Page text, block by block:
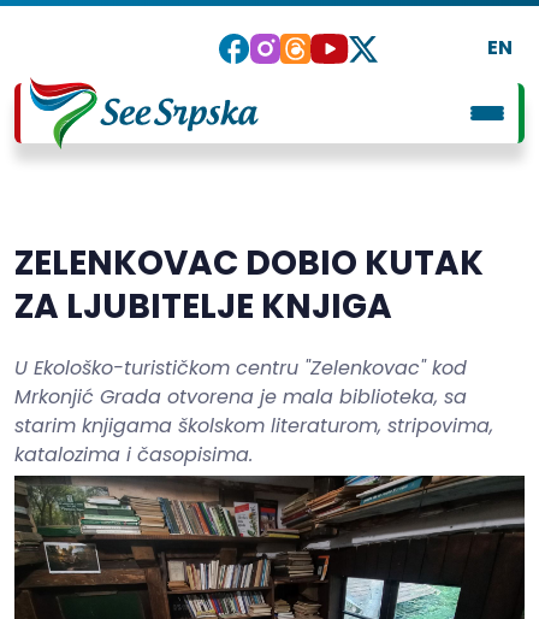
EN
ZELENKOVAC DOBIO KUTAK
ZA LJUBITELJE KNJIGA
U Ekološko-turističkom centru "Zelenkovac" kod
Mrkonjić Grada otvorena je mala biblioteka, sa
starim knjigama školskom literaturom, stripovima,
katalozima i časopisima.